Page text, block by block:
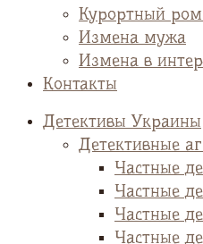
Курортный
Измена мужа
Измена в
Контакты
Детективы Украины
Детективные
Частные
Частные
Частные
Частные